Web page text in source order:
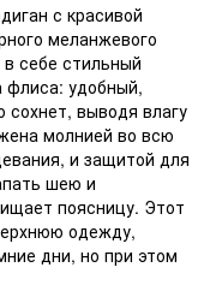
с красивой
меланжевого
себе стильный
флиса: удобный,
выводя влагу
молнией во всю
и защитой для
шею и
поясницу. Этот
одежду,
дни, но при этом